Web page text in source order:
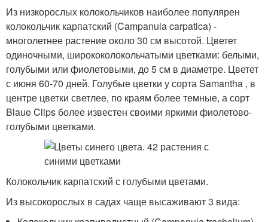
Из низкорослых колокольчиков наиболее популярен
колокольчик карпатский (Campanula carpatica) -
многолетнее растение около 30 см высотой. Цветет
одиночными, ширококолокольчатыми цветками: белыми,
голубыми или фиолетовыми, до 5 см в диаметре. Цветет
с июня 60-70 дней. Голубые цветки у сорта Samantha , в
центре цветки светлее, по краям более темные, а сорт
Blaue Clips более известен своими яркими фиолетово-
голубыми цветками.
Колокольчик карпатский с голубыми цветами.
Из высокорослых в садах чаще высаживают 3 вида: